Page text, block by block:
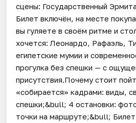
сцены: Государственный
Билет включён, на месте
вы гуляете в своём ритме и
хочется: Леонардо, Рафаэль,
египетские мумии и
прогулка без спешки — с
присутствия.Почему стоит
«собирается» кадрами: виды,
спешки;&bull; 4 остановки:
точки на маршруте;&bull;